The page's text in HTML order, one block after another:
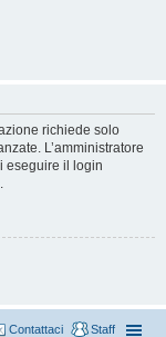
richiede solo
L’amministratore
eseguire il login
Staff
Contattaci